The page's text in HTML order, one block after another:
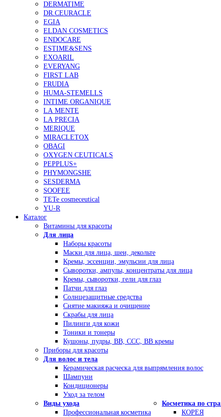
DERMATIME
DR.CEURACLE
EGIA
ELDAN COSMETICS
ENDOCARE
ESTIME&SENS
EXOARIL
EVERYANG
FIRST LAB
FRUDIA
HUMA-STEMELLS
INTIME ORGANIQUE
LA MENTE
LA PRECIA
MERIQUE
MIRACLETOX
OBAGI
OXYGEN CEUTICALS
PEPPLUS+
PHYMONGSHE
SESDERMA
SOOFEE
TETe cosmeceutical
YU-R
Каталог
Витамины для красоты
Для лица
Наборы красоты
Маски для лица, шеи, декольте
Кремы, эссенции, эмульсии для лица
Сыворотки, ампулы, концентраты для лица
Кремы, сыворотки, гели для глаз
Патчи для глаз
Солнцезащитные средства
Снятие макияжа и очищение
Скрабы для лица
Пилинги для кожи
Тоники и тонеры
Кушоны, пудры, ВВ, ССС, ВВ кремы
Приборы для красоты
Для волос и тела
Керамическая расческа для выпрямления волос
Шампуни
Кондиционеры
Уход за телом
Виды ухода
Профессиональная косметика
Косметика по
КОРЕЯ